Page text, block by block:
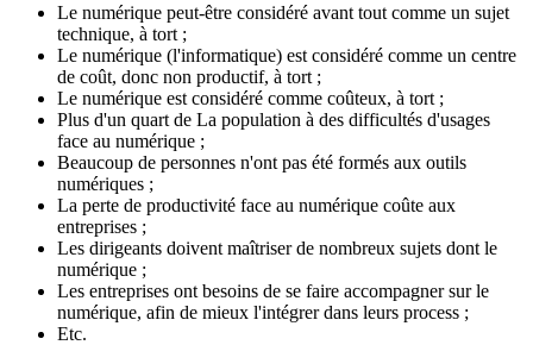
Le numérique peut-être considéré avant tout comme un sujet
technique, à tort ;
Le numérique (l'informatique) est considéré comme un centre
de coût, donc non productif, à tort ;
Le numérique est considéré comme coûteux, à tort ;
Plus d'un quart de La population à des difficultés d'usages
face au numérique ;
Beaucoup de personnes n'ont pas été formés aux outils
numériques ;
La perte de productivité face au numérique coûte aux
entreprises ;
Les dirigeants doivent maîtriser de nombreux sujets dont le
numérique ;
Les entreprises ont besoins de se faire accompagner sur le
numérique, afin de mieux l'intégrer dans leurs process ;
Etc.